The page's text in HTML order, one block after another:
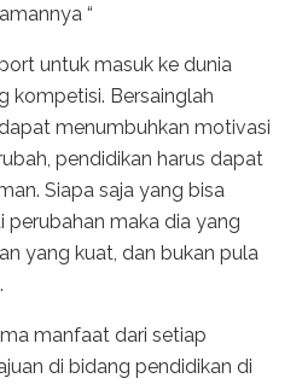
“
untuk masuk ke dunia
kompetisi. Bersainglah
menumbuhkan motivasi
pendidikan harus dapat
Siapa saja yang bisa
maka dia yang
yang kuat, dan bukan pula
manfaat dari setiap
di bidang pendidikan di